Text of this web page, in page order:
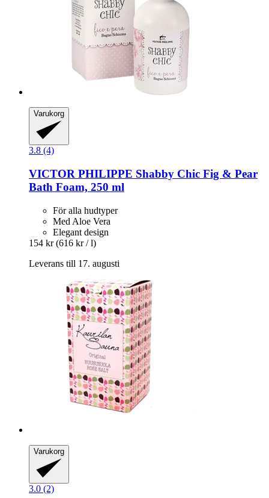
Varukorg
3.8 (4)
VICTOR PHILIPPE Shabby Chic Fig & Pear
Bath Foam, 250 ml
För alla hudtyper
Med Aloe Vera
Elegant design
154 kr (616 kr / l)
Leverans till 17. augusti
Varukorg
3.0 (2)